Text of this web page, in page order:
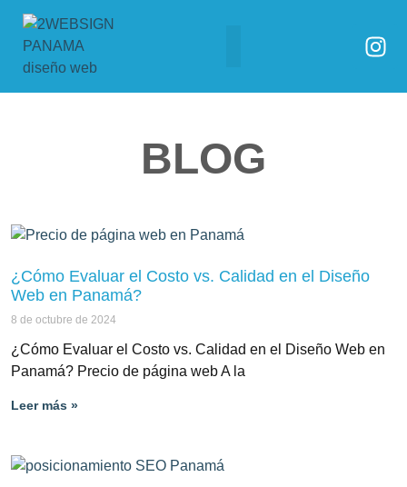
BLOG
¿Cómo Evaluar el Costo vs. Calidad en el Diseño
Web en Panamá?
8 de octubre de 2024
¿Cómo Evaluar el Costo vs. Calidad en el Diseño Web en
Panamá? Precio de página web A la
Leer más »